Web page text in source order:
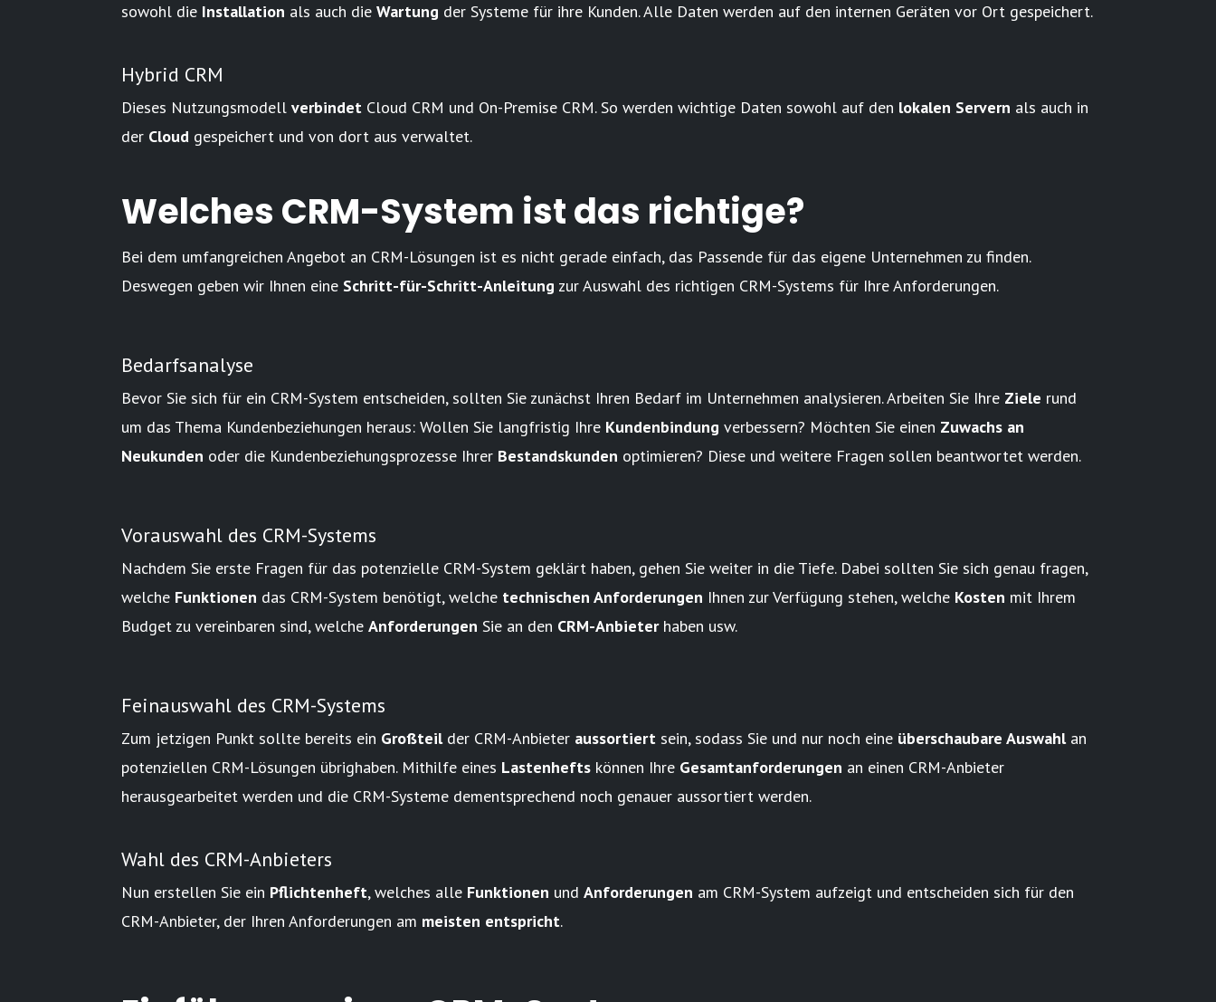
sowohl die Installation als auch die Wartung der Systeme für ihre Kunden. Alle Daten werden auf den internen Geräten vor Ort gespeichert.
Hybrid CRM
Dieses Nutzungsmodell verbindet Cloud CRM und On-Premise CRM. So werden wichtige Daten sowohl auf den lokalen Servern als auch in
der Cloud gespeichert und von dort aus verwaltet.
Welches CRM-System ist das richtige?
Bei dem umfangreichen Angebot an CRM-Lösungen ist es nicht gerade einfach, das Passende für das eigene Unternehmen zu finden.
Deswegen geben wir Ihnen eine Schritt-für-Schritt-Anleitung zur Auswahl des richtigen CRM-Systems für Ihre Anforderungen.
Bedarfsanalyse
Bevor Sie sich für ein CRM-System entscheiden, sollten Sie zunächst Ihren Bedarf im Unternehmen analysieren. Arbeiten Sie Ihre Ziele rund
um das Thema Kundenbeziehungen heraus: Wollen Sie langfristig Ihre Kundenbindung verbessern? Möchten Sie einen Zuwachs an
Neukunden oder die Kundenbeziehungsprozesse Ihrer Bestandskunden optimieren? Diese und weitere Fragen sollen beantwortet werden.
Vorauswahl des CRM-Systems
Nachdem Sie erste Fragen für das potenzielle CRM-System geklärt haben, gehen Sie weiter in die Tiefe. Dabei sollten Sie sich genau fragen,
welche Funktionen das CRM-System benötigt, welche technischen Anforderungen Ihnen zur Verfügung stehen, welche Kosten mit Ihrem
Budget zu vereinbaren sind, welche Anforderungen Sie an den CRM-Anbieter haben usw.
Feinauswahl des CRM-Systems
Zum jetzigen Punkt sollte bereits ein Großteil der CRM-Anbieter aussortiert sein, sodass Sie und nur noch eine überschaubare Auswahl an
potenziellen CRM-Lösungen übrighaben. Mithilfe eines Lastenhefts können Ihre Gesamtanforderungen an einen CRM-Anbieter
herausgearbeitet werden und die CRM-Systeme dementsprechend noch genauer aussortiert werden.
Wahl des CRM-Anbieters
Nun erstellen Sie ein Pflichtenheft, welches alle Funktionen und Anforderungen am CRM-System aufzeigt und entscheiden sich für den
CRM-Anbieter, der Ihren Anforderungen am meisten entspricht.